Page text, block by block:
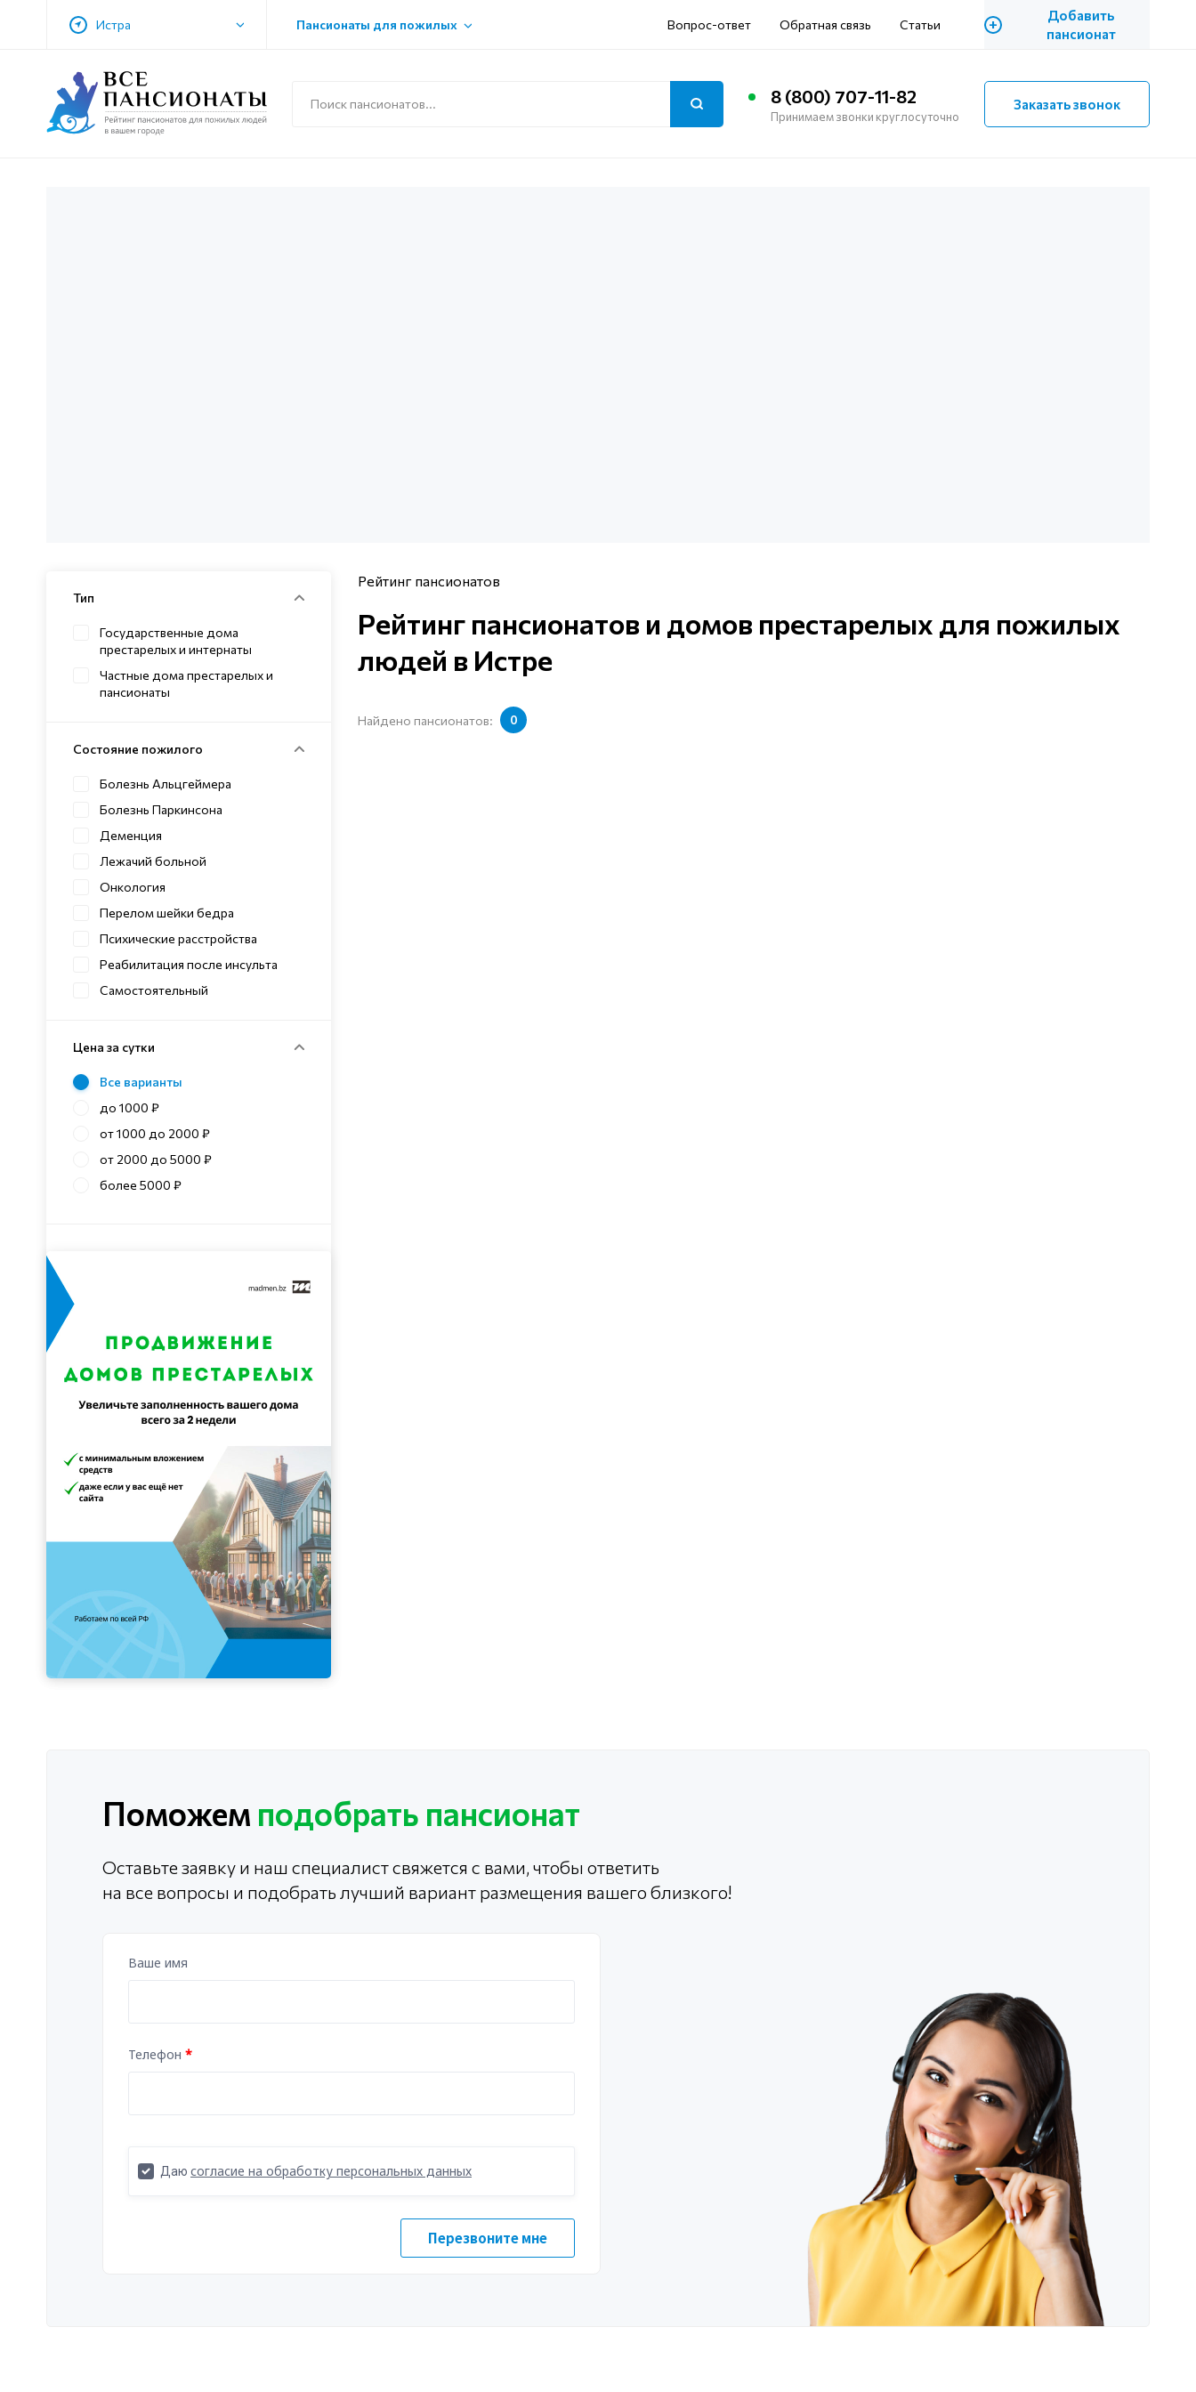
Истра Пансионаты для пожилых Вопрос-ответ Обратная связь Статьи +
Добавить
пансионат
8 (800) 707-11-82
Принимаем звонки круглосуточно
Заказать звонок
Тип
Государственные дома
престарелых и интернаты
Частные дома престарелых и
пансионаты
Состояние пожилого
Болезнь Альцгеймера
Болезнь Паркинсона
Деменция
Лежачий больной
Онкология
Перелом шейки бедра
Психические расстройства
Реабилитация после инсульта
Самостоятельный
Цена за сутки
Все варианты
до 1000 ₽
от 1000 до 2000 ₽
от 2000 до 5000 ₽
более 5000 ₽
Рейтинг пансионатов
Рейтинг пансионатов и домов престарелых для пожилых
людей в Истре
Найдено пансионатов: 0
Поможем подобрать пансионат
Оставьте заявку и наш специалист свяжется с вами, чтобы ответить
на все вопросы и подобрать лучший вариант размещения вашего близкого!